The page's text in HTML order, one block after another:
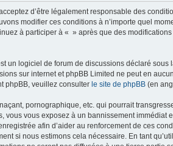
d’être légalement responsable des
modifier ces conditions à n’importe quel
à participer à « » après que des modifications
un logiciel de forum de discussions déclaré sous
sur internet et phpBB Limited ne peut en
phpBB, veuillez consulter le site de phpBB (en
pornographique, etc. qui pourrait
vous exposez à un bannissement immédiat
afin d’aider au renforcement de ces
si nous estimons cela nécessaire. En tant